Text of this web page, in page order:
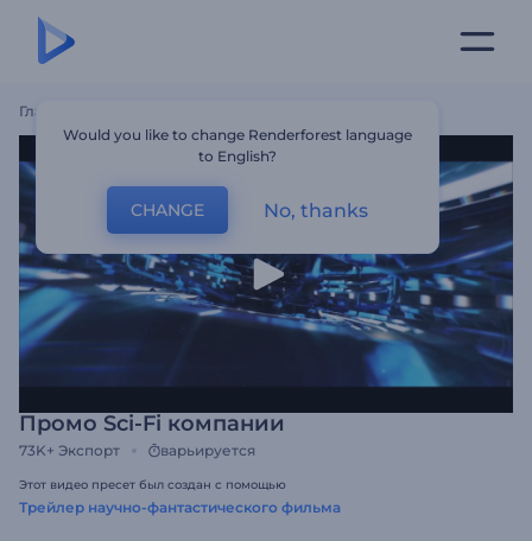
Главная
Промо Sci-Fi компании
73K+ Экспорт варьируется
Этот видео пресет был создан с помощью
Трейлер научно-фантастического фильма
Would you like to change Renderforest language
to English?
CHANGE No, thanks